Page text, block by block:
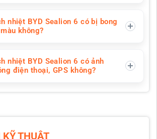
nhiệt BYD Sealion 6 có bị bong
không?
nhiệt BYD Sealion 6 có ảnh
điện thoại, GPS không?
THUẬT